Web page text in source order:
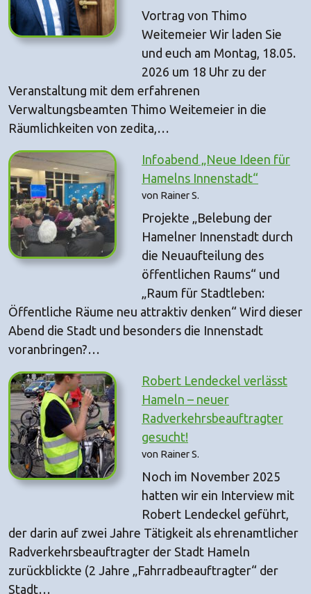
Vortrag von Thimo
Weitemeier Wir laden Sie
und euch am Montag, 18.05.
2026 um 18 Uhr zu der
Veranstaltung mit dem erfahrenen
Verwaltungsbeamten Thimo Weitemeier in die
Räumlichkeiten von zedita,…
Infoabend „Neue Ideen für
Hamelns Innenstadt“
von Rainer S.
Projekte „Belebung der
Hamelner Innenstadt durch
die Neuaufteilung des
öffentlichen Raums“ und
„Raum für Stadtleben:
Öffentliche Räume neu attraktiv denken“ Wird dieser
Abend die Stadt und besonders die Innenstadt
voranbringen?…
Robert Lendeckel verlässt
Hameln – neuer
Radverkehrsbeauftragter
gesucht!
von Rainer S.
Noch im November 2025
hatten wir ein Interview mit
Robert Lendeckel geführt,
der darin auf zwei Jahre Tätigkeit als ehrenamtlicher
Radverkehrsbeauftragter der Stadt Hameln
zurückblickte (2 Jahre „Fahrradbeauftragter“ der
Stadt…